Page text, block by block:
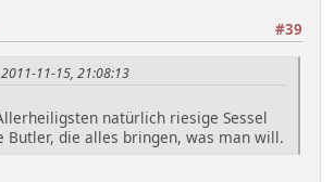
#39
11-15, 21:08:13
natürlich riesige Sessel
Butler, die alles bringen, was man will.